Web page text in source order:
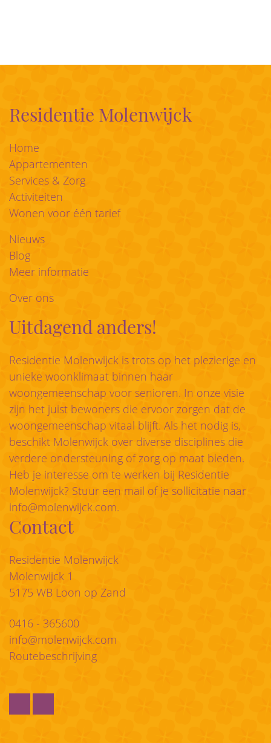
Residentie Molenwijck
Home
Appartementen
Services & Zorg
Activiteiten
Wonen voor één tarief
Nieuws
Blog
Meer informatie
Over ons
Uitdagend anders!
Residentie Molenwijck is trots op het plezierige en
unieke woonklimaat binnen haar
woongemeenschap voor senioren. In onze visie
zijn het juist bewoners die ervoor zorgen dat de
woongemeenschap vitaal blijft. Als het nodig is,
beschikt Molenwijck over diverse disciplines die
verdere ondersteuning of zorg op maat bieden.
Heb je interesse om te werken bij Residentie
Molenwijck? Stuur een mail of je sollicitatie naar
info@molenwijck.com.
Contact
Residentie Molenwijck
Molenwijck 1
5175 WB Loon op Zand
0416 - 365600
info@molenwijck.com
Routebeschrijving